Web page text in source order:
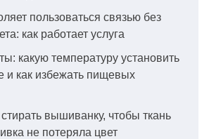
пользоваться связью без
как работает услуга
какую температуру установить
и как избежать пищевых
вышиванку, чтобы ткань
не потеряла цвет